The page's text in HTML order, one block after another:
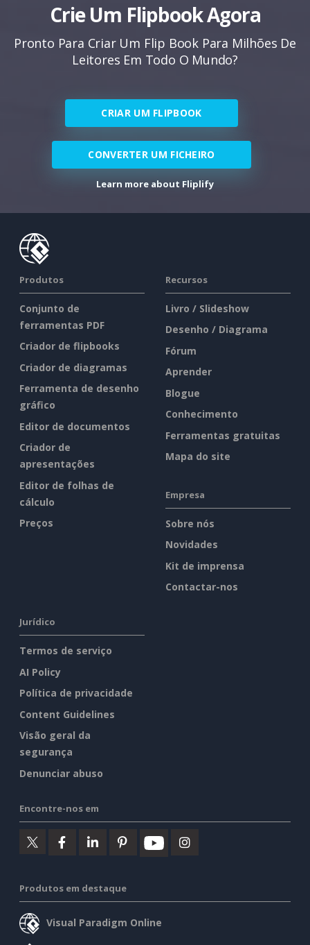
Crie Um Flipbook Agora
Pronto Para Criar Um Flip Book Para Milhões De
Leitores Em Todo O Mundo?
CRIAR UM FLIPBOOK
CONVERTER UM FICHEIRO
Learn more about Fliplify
Produtos
Conjunto de
ferramentas PDF
Criador de flipbooks
Criador de diagramas
Ferramenta de desenho
gráfico
Editor de documentos
Criador de
apresentações
Editor de folhas de
cálculo
Preços
Recursos
Livro / Slideshow
Desenho / Diagrama
Fórum
Aprender
Blogue
Conhecimento
Ferramentas gratuitas
Mapa do site
Empresa
Sobre nós
Novidades
Kit de imprensa
Contactar-nos
Jurídico
Termos de serviço
AI Policy
Política de privacidade
Content Guidelines
Visão geral da
segurança
Denunciar abuso
Encontre-nos em
Produtos em destaque
Visual Paradigm Online